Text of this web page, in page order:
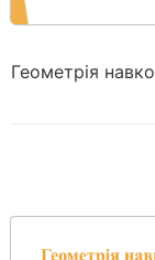
Геометрія